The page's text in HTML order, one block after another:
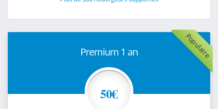
Populaire
Premium 1 an
50€